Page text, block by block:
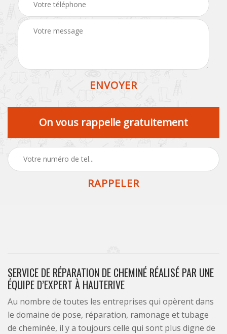
On vous rappelle gratuitement
SERVICE DE RÉPARATION DE CHEMINÉ RÉALISÉ PAR UNE
ÉQUIPE D’EXPERT À HAUTERIVE
Au nombre de toutes les entreprises qui opèrent dans
le domaine de pose, réparation, ramonage et tubage
de cheminée, il y a toujours celle qui sont plus digne de